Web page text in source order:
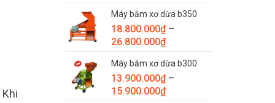
từ
35.000.000₫
đến
Máy băm xơ dừa b350
18.800.000₫ –
26.800.000₫Khoảng
từ
18.800.000₫
đến
Máy băm xơ dừa b300
13.900.000₫ –
15.900.000₫Khoảng